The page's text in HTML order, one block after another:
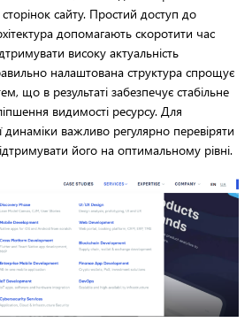
сторінок сайту. Простий доступ до
допомагають скоротити час
високу актуальність
налаштована структура спрощує
що в результаті забезпечує стабільне
видимості ресурсу. Для
важливо регулярно перевіряти
його на оптимальному рівні.